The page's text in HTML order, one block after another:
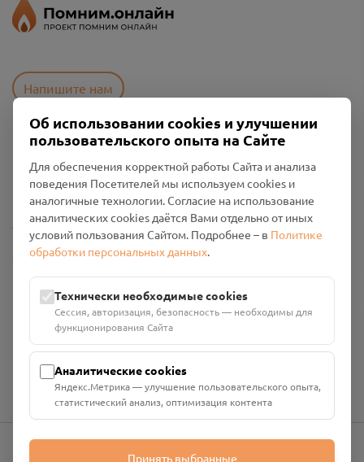
Напишите нам
Политика конфиденциальности
Промо-материалы
Настройки cookies
Общество с ограниченной ответственностью «Смоленский
Проект Помним»
ИНН: 6700029207 ОГРН: 1256700001986
Юридический адрес: 216790, Смоленская область, р-н
Руднянский, г. Рудня, улица Западная, д. 26А, пом. 18
Номер счёта: 40702810901130004287 в АО "АЛЬФА-БАНК"
Об использовании cookies и улучшении
пользовательского опыта на Сайте
Для обеспечения корректной работы Сайта и анализа
поведения Посетителей мы используем cookies и
аналогичные технологии. Согласие на использование
аналитических cookies даётся Вами отдельно от иных
условий пользования Сайтом. Подробнее – в Политике
обработки персональных данных.
Технически необходимые cookies
Сессия, авторизация, безопасность — необходимы для
функционирования Сайта
Аналитические cookies
Яндекс.Метрика — улучшение пользовательского опыта,
статистический анализ, оптимизация контента
Принять выбранные